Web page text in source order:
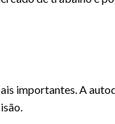
importantes. A